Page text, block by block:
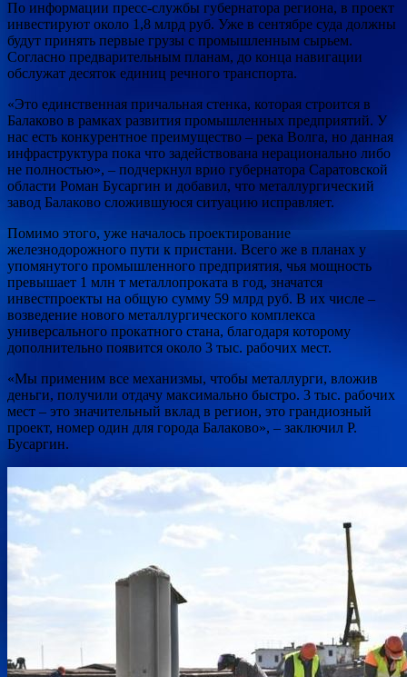
По информации пресс-службы губернатора региона, в проект
инвестируют около 1,8 млрд руб. Уже в сентябре суда должны
будут принять первые грузы с промышленным сырьем.
Согласно предварительным планам, до конца навигации
обслужат десяток единиц речного транспорта.
«Это единственная причальная стенка, которая строится в
Балаково в рамках развития промышленных предприятий. У
нас есть конкурентное преимущество – река Волга, но данная
инфраструктура пока что задействована нерационально либо
не полностью», – подчеркнул врио губернатора Саратовской
области Роман Бусаргин и добавил, что металлургический
завод Балаково сложившуюся ситуацию исправляет.
Помимо этого, уже началось проектирование
железнодорожного пути к пристани. Всего же в планах у
упомянутого промышленного предприятия, чья мощность
превышает 1 млн т металлопроката в год, значатся
инвестпроекты на общую сумму 59 млрд руб. В их числе –
возведение нового металлургического комплекса
универсального прокатного стана, благодаря которому
дополнительно появится около 3 тыс. рабочих мест.
«Мы применим все механизмы, чтобы металлурги, вложив
деньги, получили отдачу максимально быстро. 3 тыс. рабочих
мест – это значительный вклад в регион, это грандиозный
проект, номер один для города Балаково», – заключил Р.
Бусаргин.